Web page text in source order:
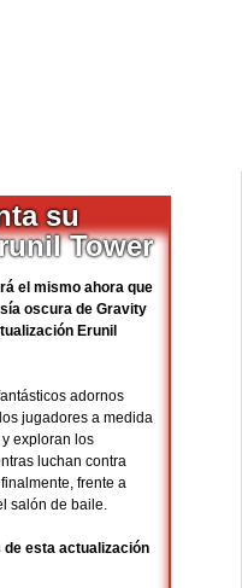
su
Tower
el mismo ahora que
oscura de Gravity
Erunil
adornos
jugadores a medida
exploran los
luchan contra
frente a
salón de baile.
esta actualización